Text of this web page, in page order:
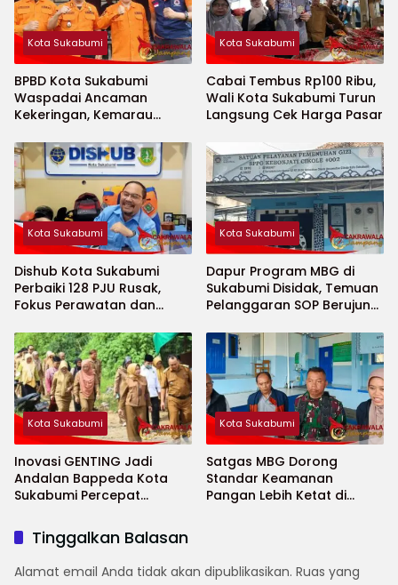
Kota Sukabumi
BPBD Kota Sukabumi
Waspadai Ancaman
Kekeringan, Kemarau
Cepat
Kota Sukabumi
Cabai Tembus Rp100 Ribu,
Wali Kota Sukabumi Turun
Langsung Cek Harga Pasar
Kota Sukabumi
Dishub Kota Sukabumi
Perbaiki 128 PJU Rusak,
Fokus Perawatan dan
Kota Sukabumi
Dapur Program MBG di
Sukabumi Disidak, Temuan
Pelanggaran SOP Berujung
Kota Sukabumi
Inovasi GENTING Jadi
Andalan Bappeda Kota
Sukabumi Percepat
Kota Sukabumi
Satgas MBG Dorong
Standar Keamanan
Pangan Lebih Ketat di
Tinggalkan Balasan
Alamat email Anda tidak akan dipublikasikan. Ruas yang